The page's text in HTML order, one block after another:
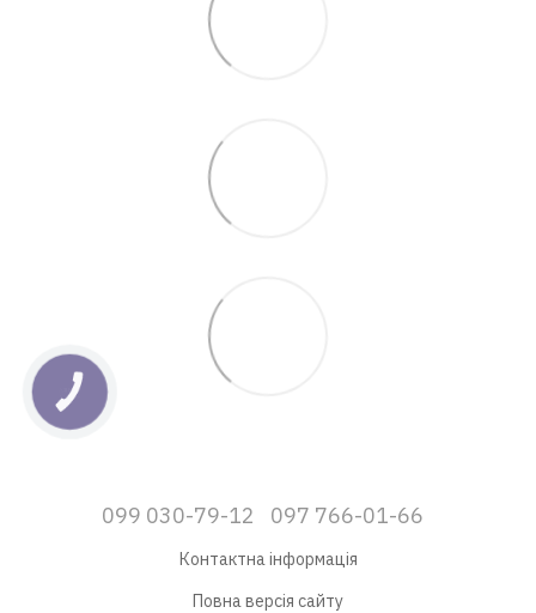
099 030-79-12 097 766-01-66
Контактна інформація
Повна версія сайту
КНОПКА
ЗВ'ЯЗКУ